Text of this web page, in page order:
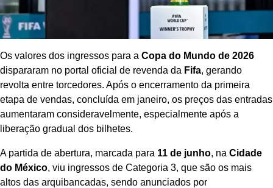
Os valores dos ingressos para a Copa do Mundo de 2026
dispararam no portal oficial de revenda da Fifa, gerando
revolta entre torcedores. Após o encerramento da primeira
etapa de vendas, concluída em janeiro, os preços das entradas
aumentaram consideravelmente, especialmente após a
liberação gradual dos bilhetes.
A partida de abertura, marcada para 11 de junho, na Cidade
do México, viu ingressos de Categoria 3, que são os mais
altos das arquibancadas, sendo anunciados por